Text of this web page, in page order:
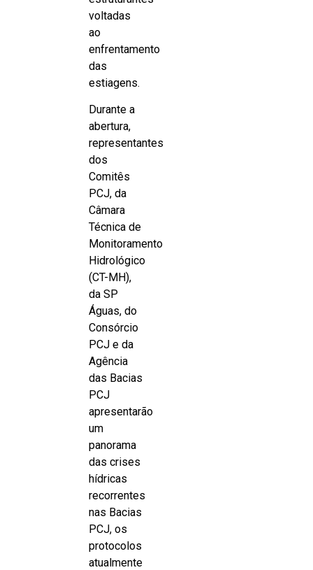
voltadas
ao
enfrentamento
das
estiagens.
Durante a
abertura,
representantes
dos
Comitês
PCJ, da
Câmara
Técnica de
Monitoramento
Hidrológico
(CT-MH),
da SP
Águas, do
Consórcio
PCJ e da
Agência
das Bacias
PCJ
apresentarão
um
panorama
das crises
hídricas
recorrentes
nas Bacias
PCJ, os
protocolos
atualmente